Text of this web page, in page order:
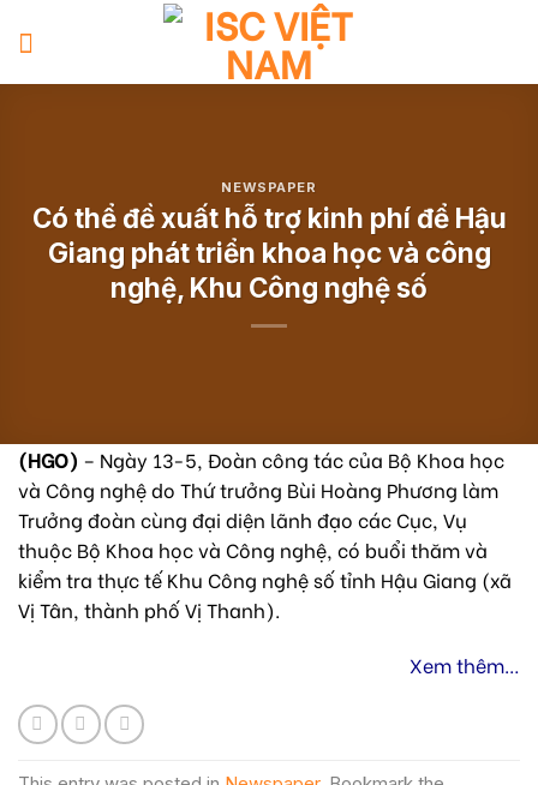
NEWSPAPER
Có thể đề xuất hỗ trợ kinh phí để Hậu
Giang phát triển khoa học và công
nghệ, Khu Công nghệ số
(HGO) – Ngày 13-5, Đoàn công tác của Bộ Khoa học
và Công nghệ do Thứ trưởng Bùi Hoàng Phương làm
Trưởng đoàn cùng đại diện lãnh đạo cácCục, Vụ
thuộc Bộ Khoa học và Công nghệ, có buổi thăm và
kiểm tra thực tế Khu Công nghệ số tỉnh Hậu Giang (xã
Vị Tân, thành phố Vị Thanh).
Xem thêm…